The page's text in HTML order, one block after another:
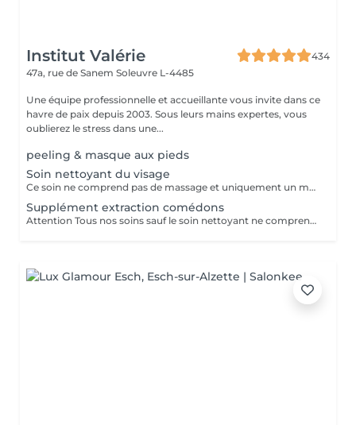
Institut Valérie
434
47a, rue de Sanem Soleuvre L-4485
Une équipe professionnelle et accueillante vous invite dans ce
havre de paix depuis 2003. Sous leurs mains expertes, vous
oublierez le stress dans une...
peeling & masque aux pieds
Soin nettoyant du visage
Ce soin ne comprend pas de massage et uniquement un masque crème
Supplément extraction comédons
Attention Tous nos soins sauf le soin nettoyant ne comprennent pas dextractions des comédons Donc réservez ce supplément lors de votre prise de rendez-vous pour un soin visage si vous désirez une extraction des comédons